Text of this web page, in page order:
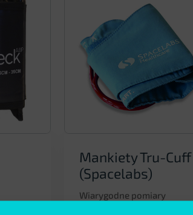
Mankiety Tru-Cuff
(Spacelabs)
Wiarygodne pomiary